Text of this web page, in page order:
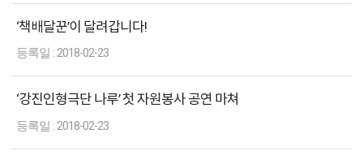
‘책배달꾼’이 달려갑니다!
2018-02-23
‘강진인형극단 나루’ 첫 자원봉사 공연 마쳐
2018-02-23